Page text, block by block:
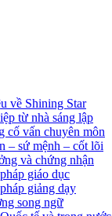
về Shining Star
từ nhà sáng lập
cố vấn chuyên môn
– sứ mệnh – cốt lõi
và chứng nhận
giáo dục
giảng dạy
song ngữ